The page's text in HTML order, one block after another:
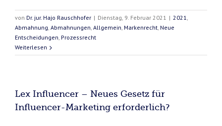
von Dr. jur. Hajo Rauschhofer | Dienstag, 9. Februar 2021 | 2021,
Abmahnung, Abmahnungen, Allgemein, Markenrecht, Neue
Entscheidungen, Prozessrecht
Weiterlesen
Lex Influencer – Neues Gesetz für
Influencer-Marketing erforderlich?